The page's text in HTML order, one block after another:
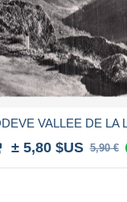
VALLEE DE LA
± 5,80 $US 5,90 €